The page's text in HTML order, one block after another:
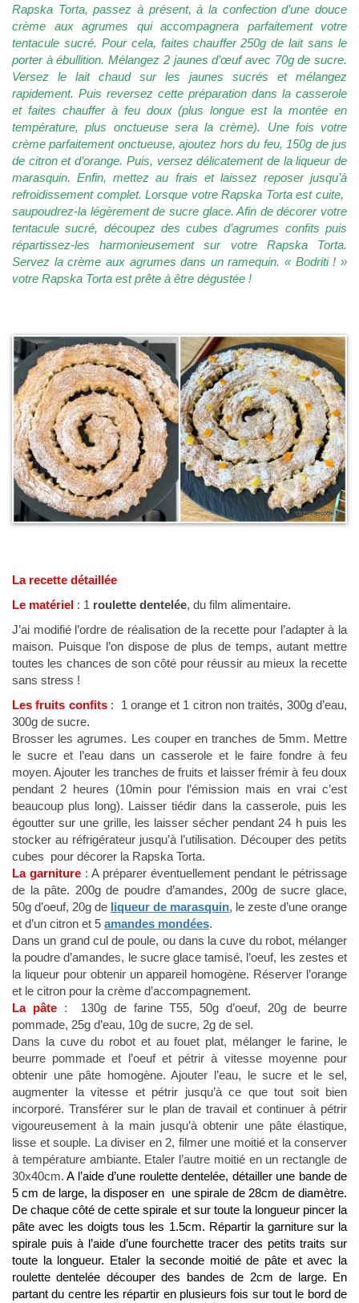
Rapska Torta, passez à présent, à la confection d’une douce
crème aux agrumes qui accompagnera parfaitement votre
tentacule sucré. Pour cela, faites chauffer 250g de lait sans le
porter à ébullition. Mélangez 2 jaunes d’œuf avec 70g de sucre.
Versez le lait chaud sur les jaunes sucrés et mélangez
rapidement. Puis reversez cette préparation dans la casserole
et faites chauffer à feu doux (plus longue est la montée en
température, plus onctueuse sera la crème). Une fois votre
crème parfaitement onctueuse, ajoutez hors du feu, 150g de jus
de citron et d’orange. Puis, versez délicatement de la liqueur de
marasquin. Enfin, mettez au frais et laissez reposer jusqu’à
refroidissement complet. Lorsque votre Rapska Torta est cuite,
saupoudrez-la légèrement de sucre glace. Afin de décorer votre
tentacule sucré, découpez des cubes d’agrumes confits puis
répartissez-les harmonieusement sur votre Rapska Torta.
Servez la crème aux agrumes dans un ramequin. « Bodriti ! »
votre Rapska Torta est prête à être dégustée !
La recette détaillée
Le matériel : 1 roulette dentelée, du film alimentaire.
J’ai modifié l’ordre de réalisation de la recette pour l’adapter à la
maison. Puisque l’on dispose de plus de temps, autant mettre
toutes les chances de son côté pour réussir au mieux la recette
sans stress !
Les fruits confits: 1 orange et 1 citron non traités, 300g d’eau,
300g de sucre.
Brosser les agrumes. Les couper en tranches de 5mm. Mettre
le sucre et l’eau dans un casserole et le faire fondre à feu
moyen. Ajouter les tranches de fruits et laisser frémir à feu doux
pendant 2 heures (10min pour l’émission mais en vrai c’est
beaucoup plus long). Laisser tiédir dans la casserole, puis les
égoutter sur une grille, les laisser sécher pendant 24 h puis les
stocker au réfrigérateur jusqu’à l’utilisation. Découper des petits
cubes pour décorer la Rapska Torta.
La garniture : A préparer éventuellement pendant le pétrissage
de la pâte. 200g de poudre d’amandes, 200g de sucre glace,
50g d’oeuf, 20g de liqueur de marasquin, le zeste d’une orange
et d’un citron et 5 amandes mondées.
Dans un grand cul de poule, ou dans la cuve du robot, mélanger
la poudre d’amandes, le sucre glace tamisé, l’oeuf, les zestes et
la liqueur pour obtenir un appareil homogène. Réserver l’orange
et le citron pour la crème d’accompagnement.
La pâte: 130g de farine T55, 50g d’oeuf, 20g de beurre
pommade, 25g d’eau, 10g de sucre, 2g de sel.
Dans la cuve du robot et au fouet plat, mélanger le farine, le
beurre pommade et l’oeuf et pétrir à vitesse moyenne pour
obtenir une pâte homogène. Ajouter l’eau, le sucre et le sel,
augmenter la vitesse et pétrir jusqu’à ce que tout soit bien
incorporé. Transférer sur le plan de travail et continuer à pétrir
vigoureusement à la main jusqu’à obtenir une pâte élastique,
lisse et souple. La diviser en 2, filmer une moitié et la conserver
à température ambiante. Etaler l’autre moitié en un rectangle de
30x40cm.A l’aide d’une roulette dentelée, détailler une bande de
5 cm de large, la disposer en une spirale de 28cm de diamètre.
De chaque côté de cette spirale et sur toute la longueur pincer la
pâte avec les doigts tous les 1.5cm. Répartir la garniture sur la
spirale puis à l’aide d’une fourchette tracer des petits traits sur
toute la longueur. Etaler la seconde moitié de pâte et avec la
roulette dentelée découper des bandes de 2cm de large. En
partant du centre les répartir en plusieurs fois sur tout le bord de